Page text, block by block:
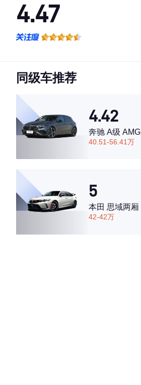
4.47
·空间表现较为优秀，优于78%同级车
同级车推荐
4.42
奔驰 A级 AMG
40.51-56.41万
5
本田 思域两厢
42-42万